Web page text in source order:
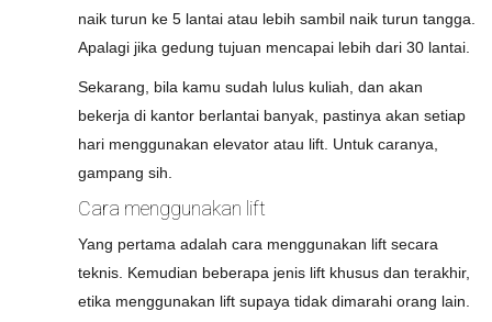
naik turun ke 5 lantai atau lebih sambil naik turun tangga.
Apalagi jika gedung tujuan mencapai lebih dari 30 lantai.
Sekarang, bila kamu sudah lulus kuliah, dan akan
bekerja di kantor berlantai banyak, pastinya akan setiap
hari menggunakan elevator atau lift. Untuk caranya,
gampang sih.
Cara menggunakan lift
Yang pertama adalah cara menggunakan lift secara
teknis. Kemudian beberapa jenis lift khusus dan terakhir,
etika menggunakan lift supaya tidak dimarahi orang lain.